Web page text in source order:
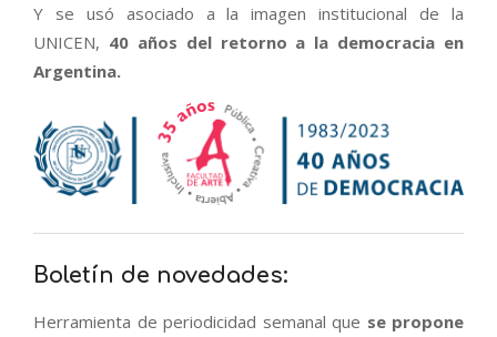
Y se usó asociado a la imagen institucional de la
UNICEN, 40 años del retorno a la democracia en
Argentina.
Boletín de novedades:
Herramienta de periodicidad semanal que se propone